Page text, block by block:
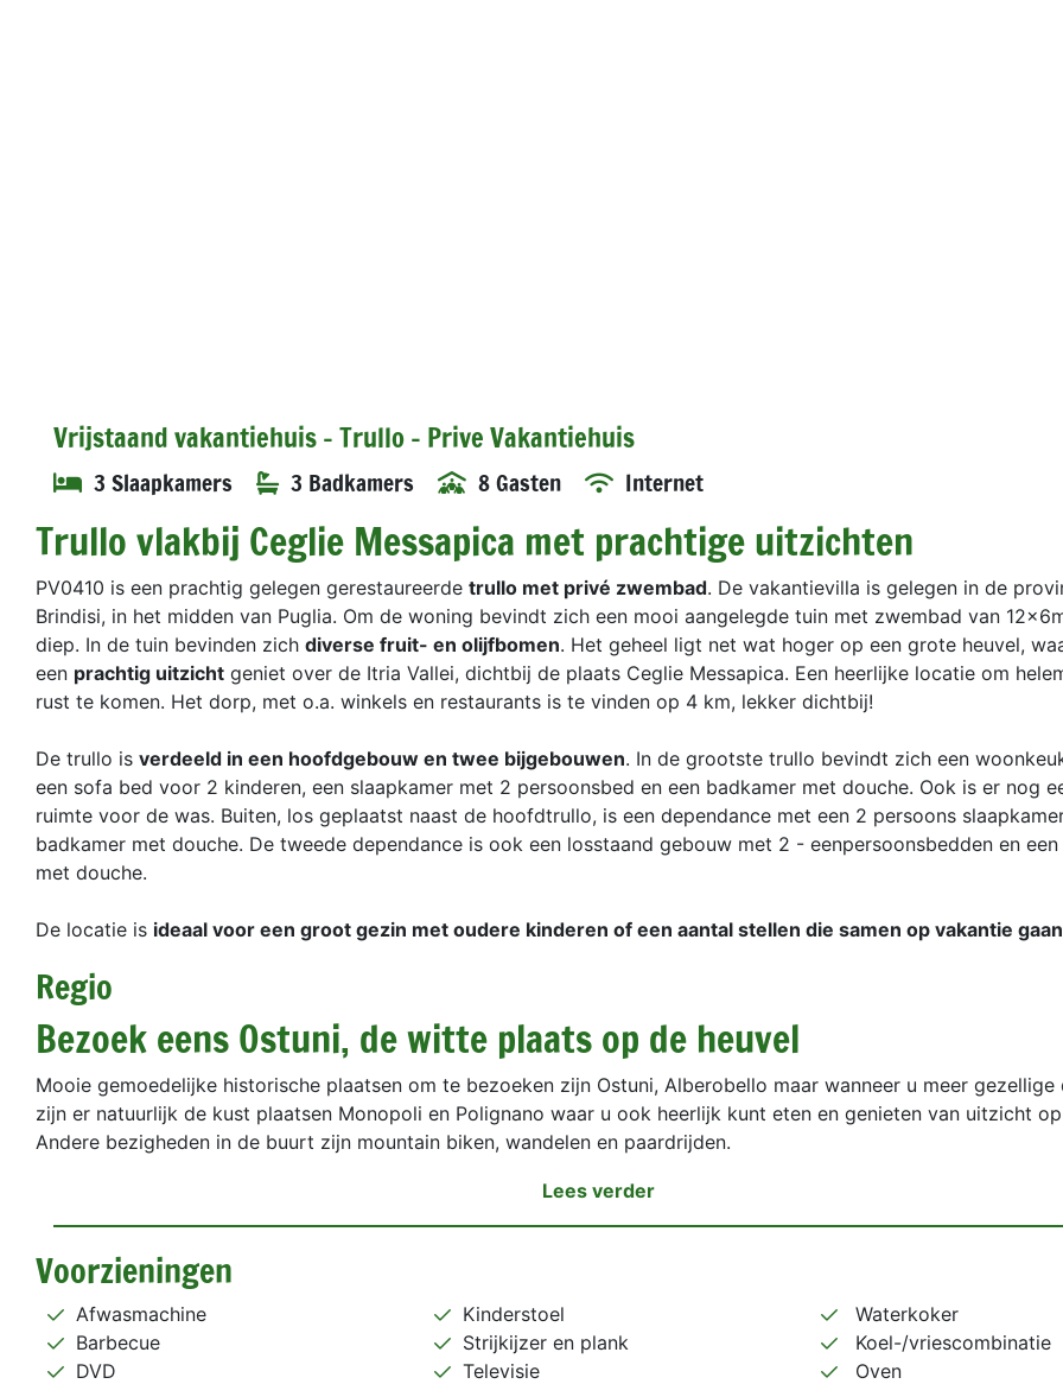
Vrijstaand vakantiehuis - Trullo - Prive Vakantiehuis
3 Slaapkamers 3 Badkamers 8 Gasten Internet
Trullo vlakbij Ceglie Messapica met prachtige uitzichten
PV0410 is een prachtig gelegen gerestaureerde trullo met privé zwembad. De vakantievilla is gelegen in de
Brindisi, in het midden van Puglia. Om de woning bevindt zich een mooi aangelegde tuin met zwembad van
diep. In de tuin bevinden zich diverse fruit- en olijfbomen. Het geheel ligt net wat hoger op een grote heuvel,
een prachtig uitzicht geniet over de Itria Vallei, dichtbij de plaats Ceglie Messapica. Een heerlijke locatie om
rust te komen. Het dorp, met o.a. winkels en restaurants is te vinden op 4 km, lekker dichtbij!
De trullo is verdeeld in een hoofdgebouw en twee bijgebouwen. In de grootste trullo bevindt zich een
een sofa bed voor 2 kinderen, een slaapkamer met 2 persoonsbed en een badkamer met douche. Ook is er nog
ruimte voor de was. Buiten, los geplaatst naast de hoofdtrullo, is een dependance met een 2 persoons
badkamer met douche. De tweede dependance is ook een losstaand gebouw met 2 - eenpersoonsbedden en
met douche.
De locatie is ideaal voor een groot gezin met oudere kinderen of een aantal stellen die samen op vakantie gaan
Regio
Bezoek eens Ostuni, de witte plaats op de heuvel
Mooie gemoedelijke historische plaatsen om te bezoeken zijn Ostuni, Alberobello maar wanneer u meer
zijn er natuurlijk de kust plaatsen Monopoli en Polignano waar u ook heerlijk kunt eten en genieten van uitzicht
Andere bezigheden in de buurt zijn mountain biken, wandelen en paardrijden.
Lees verder
Voorzieningen
Afwasmachine
Barbecue
DVD
Kinderstoel
Strijkijzer en plank
Televisie
Waterkoker
Koel-/vriescombinatie
Oven